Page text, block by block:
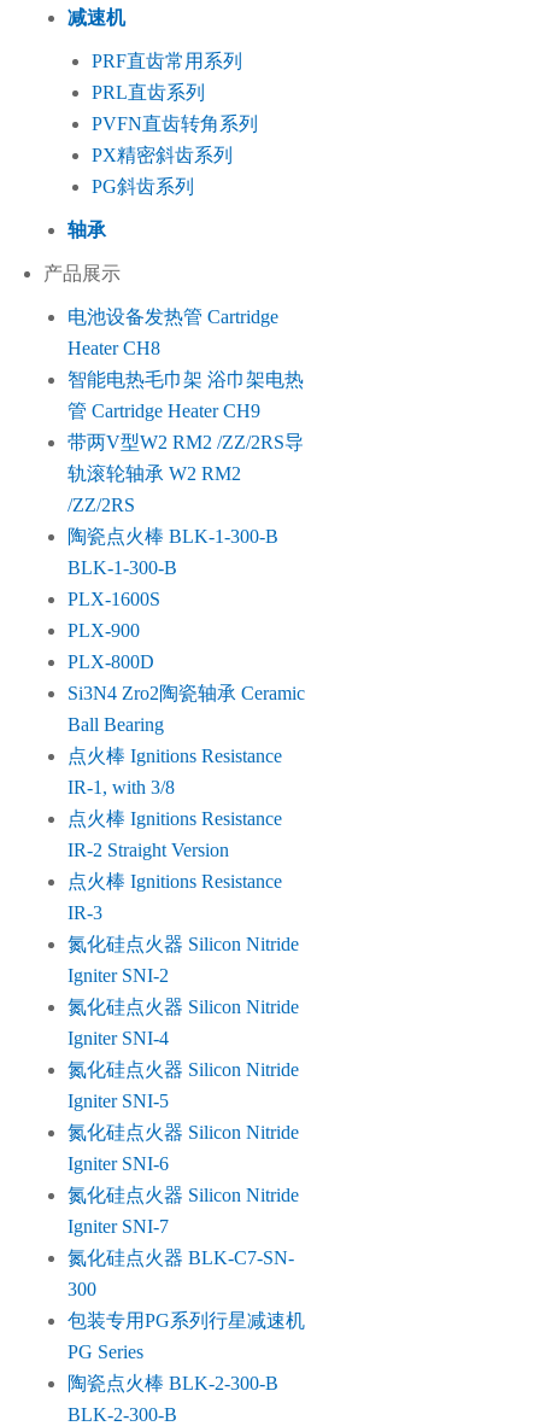
减速机
PRF直齿常用系列
PRL直齿系列
PVFN直齿转角系列
PX精密斜齿系列
PG斜齿系列
轴承
产品展示
电池设备发热管 Cartridge
Heater CH8
智能电热毛巾架 浴巾架电热
管 Cartridge Heater CH9
带两V型W2 RM2 /ZZ/2RS导
轨滚轮轴承 W2 RM2
/ZZ/2RS
陶瓷点火棒 BLK-1-300-B
BLK-1-300-B
PLX-1600S
PLX-900
PLX-800D
Si3N4 Zro2陶瓷轴承 Ceramic
Ball Bearing
点火棒 Ignitions Resistance
IR-1, with 3/8
点火棒 Ignitions Resistance
IR-2 Straight Version
点火棒 Ignitions Resistance
IR-3
氮化硅点火器 Silicon Nitride
Igniter SNI-2
氮化硅点火器 Silicon Nitride
Igniter SNI-4
氮化硅点火器 Silicon Nitride
Igniter SNI-5
氮化硅点火器 Silicon Nitride
Igniter SNI-6
氮化硅点火器 Silicon Nitride
Igniter SNI-7
氮化硅点火器 BLK-C7-SN-
300
包装专用PG系列行星减速机
PG Series
陶瓷点火棒 BLK-2-300-B
BLK-2-300-B